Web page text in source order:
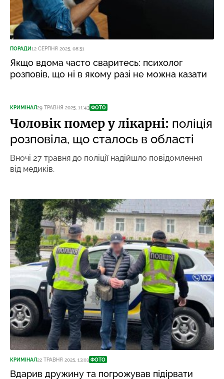
ПОРАДИ12 СЕРПНЯ 2025, 08:51
Якщо вдома часто сваритесь: психолог
розповів, що ні в якому разі не можна казати
КРИМІНАЛ29 ТРАВНЯ 2025, 11:43 ФОТО
Чоловік помер у лікарні: поліція
розповіла, що сталось в області
Вночі 27 травня до поліції надійшло повідомлення
від медиків.
КРИМІНАЛ22 ТРАВНЯ 2025, 13:03 ФОТО
Вдарив дружину та погрожував підірвати